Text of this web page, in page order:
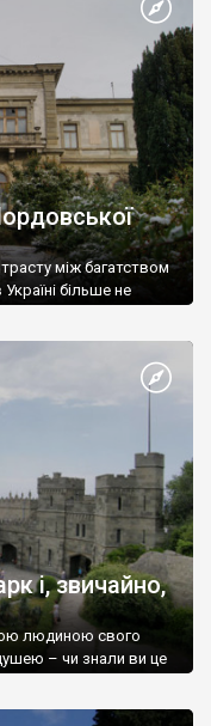
між багатством
більше не
і, звичайно,
людиною свого
– чи знали ви це